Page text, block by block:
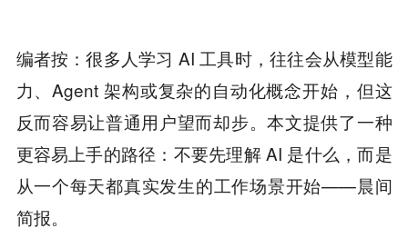
编者按：很多人学习 AI 工具时，往往会从模型能
力、Agent 架构或复杂的自动化概念开始，但这
反而容易让普通用户望而却步。本文提供了一种
更容易上手的路径：不要先理解 AI 是什么，而是
从一个每天都真实发生的工作场景开始——晨间
简报。